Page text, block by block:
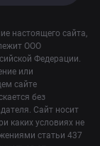
настоящего сайта,
ООО
Федерации.
или
сайте
без
Сайт носит
каких условиях не
статьи 437